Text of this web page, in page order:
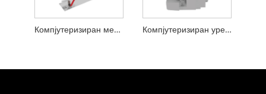
Компјутеризиран мерен уред за цик-цаг Компјутеризиран уред за мерење на типот на напнатост